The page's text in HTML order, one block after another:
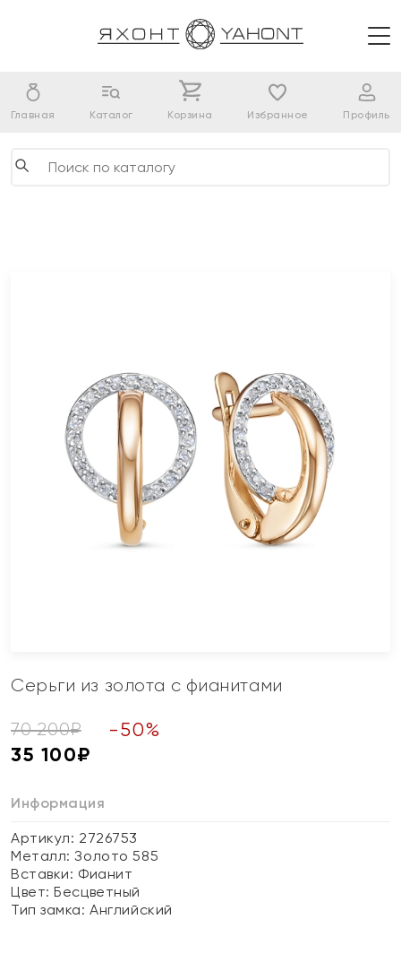
Главная Каталог Корзина Избранное Профиль
Серьги из золота с фианитами
70 200₽ -50%
35 100₽
Информация
Артикул: 2726753
Металл:Золото 585
Вставки: Фианит
Цвет:Бесцветный
Тип замка:Английский